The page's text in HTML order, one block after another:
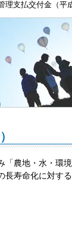
理支払交付金（平
農地・水・環
寿命化に対す